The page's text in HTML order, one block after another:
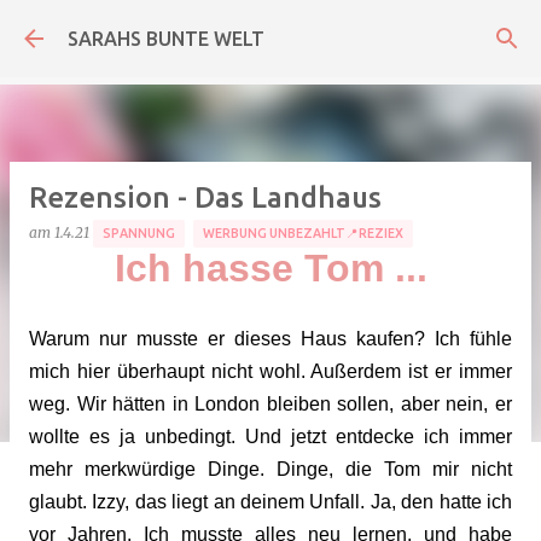
Direkt zum Hauptbereich
SARAHS BUNTE WELT
Rezension - Das Landhaus
am 1.4.21 SPANNUNG WERBUNG UNBEZAHLT📍REZIEX
Ich hasse Tom ...
Warum nur musste er dieses Haus kaufen? Ich fühle
mich hier überhaupt nicht wohl. Außerdem ist er immer
weg. Wir hätten in London bleiben sollen, aber nein, er
wollte es ja unbedingt. Und jetzt entdecke ich immer
mehr merkwürdige Dinge. Dinge, die Tom mir nicht
glaubt. Izzy, das liegt an deinem Unfall. Ja, den hatte ich
vor Jahren. Ich musste alles neu lernen, und habe